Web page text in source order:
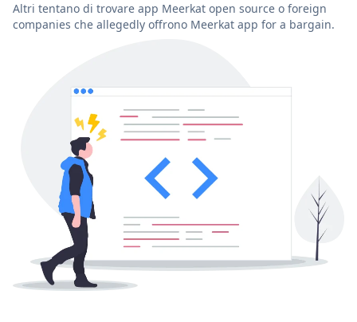
Altri tentano di trovare app Meerkat open source o foreign
companies che allegedly offrono Meerkat app for a bargain.